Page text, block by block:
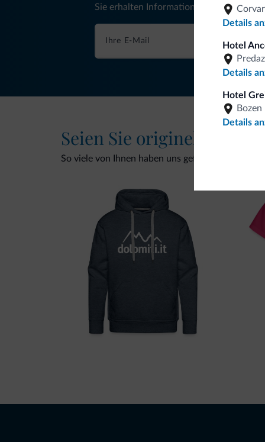
Details
Hotel
Details
Hotel
Bozen
Details
Sie erhalten Informationen, exklusive
Seien Sie originell,
So viele von Ihnen haben uns gefragt. Die neue